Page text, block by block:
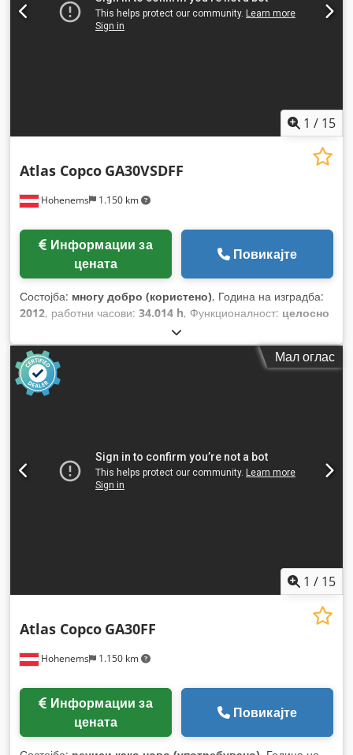
1 / 15
Hohenems 1.150 km
Atlas Copco GA30VSDFF
цената
Повикајте
Состојба: многу добро (користено), Година на изградба:
2012, работни часови: 34.014 h, Функционалност: целосно
Мал оглас
1 / 15
Hohenems 1.150 km
Atlas Copco GA30FF
цената
Повикајте